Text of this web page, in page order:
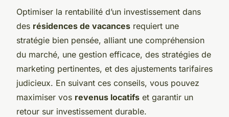
Optimiser la rentabilité d’un investissement dans
des résidences de vacances requiert une
stratégie bien pensée, alliant une compréhension
du marché, une gestion efficace, des stratégies de
marketing pertinentes, et des ajustements tarifaires
judicieux. En suivant ces conseils, vous pouvez
maximiser vos revenus locatifs et garantir un
retour sur investissement durable.